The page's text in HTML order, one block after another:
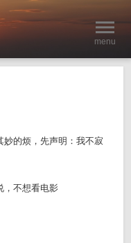
menu
的烦，先声明：我不寂
，不想看电影